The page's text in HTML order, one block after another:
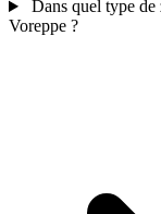
Dans quel type
Voreppe ?